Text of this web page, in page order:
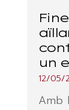
un
12/05/
Amb